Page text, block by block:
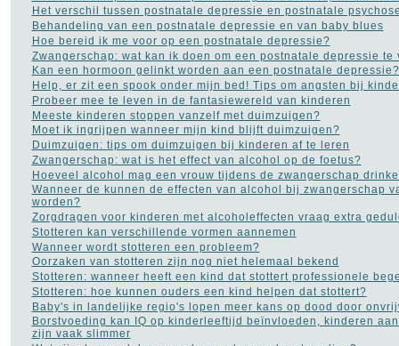
Hart- en vaatziekten(116)
Hernia(12)
Herpes(2)
Histoplasmose (1)
HIV AIDS(16)
Hooikoorts(2)
HSP(1)
Hyperhidrosis - zweten
(18)
Hyperventilatie(15)
Jicht(6)
Jogging(41)
Kanker(113)
kataract(5)
Kinderziekten(17)
Koorts(12)
Leukemie(9)
LMD Leeftijdsgebonden
maculadegeneratie(2)
Longkanker(27)
Longontsteking(8)
Lyme(8)
Manisch-depressiviteit(11)
Het verschil tussen postnatale depressie en postnatale
Behandeling van een postnatale depressie en van baby blues
Hoe bereid ik me voor op een postnatale depressie?
Zwangerschap: wat kan ik doen om een postnatale depressie te
Kan een hormoon gelinkt worden aan een postnatale depressie?
Help, er zit een spook onder mijn bed! Tips om angsten bij
Probeer mee te leven in de fantasiewereld van kinderen
Meeste kinderen stoppen vanzelf met duimzuigen?
Moet ik ingrijpen wanneer mijn kind blijft duimzuigen?
Duimzuigen: tips om duimzuigen bij kinderen af te leren
Zwangerschap: wat is het effect van alcohol op de foetus?
Hoeveel alcohol mag een vrouw tijdens de zwangerschap
Wanneer de kunnen de effecten van alcohol bij zwangerschap
worden?
Zorgdragen voor kinderen met alcoholeffecten vraag extra
Stotteren kan verschillende vormen aannemen
Wanneer wordt stotteren een probleem?
Oorzaken van stotteren zijn nog niet helemaal bekend
Stotteren: wanneer heeft een kind dat stottert professionele
Stotteren: hoe kunnen ouders een kind helpen dat stottert?
Baby's in landelijke regio's lopen meer kans op dood door
Borstvoeding kan IQ op kinderleeftijd beïnvloeden, kinderen
zijn vaak slimmer